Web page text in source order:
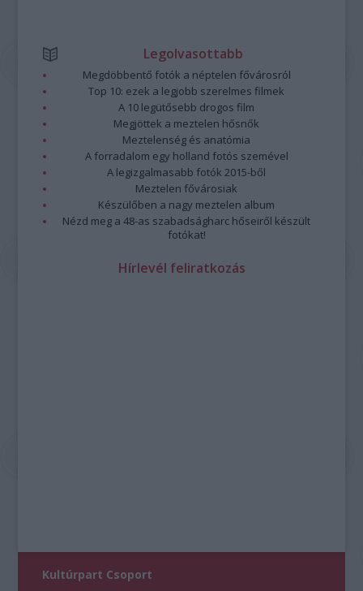
Legolvasottabb
Megdöbbentő fotók a néptelen fővárosról
Top 10: ezek a legjobb szerelmes filmek
A 10 legütősebb drogos film
Megjöttek a meztelen hősnők
Meztelenség és anatómia
A forradalom egy holland fotós szemével
A legizgalmasabb fotók 2015-ből
Meztelen fővárosiak
Készülőben a nagy meztelen album
Nézd meg a 48-as szabadságharc hőseiről készült
fotókat!
Hírlevél feliratkozás
Kultúrpart Csoport